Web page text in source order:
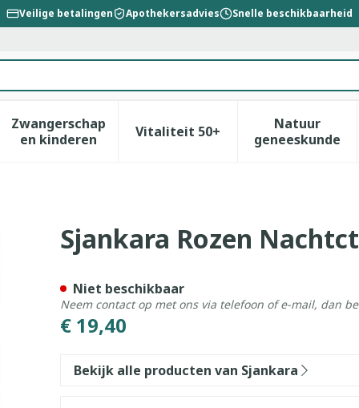
Veilige betalingen Apothekersadvies Snelle beschikbaarheid
verzorging en hygiëne categorie
voor Dieet, voeding en vitamines categorie
Zwangerschap
en kinderenToon submenu voor Zwangerschap en
Vitaliteit 50+Toon submenu voor
Natuur
geneeskunde
Toon
50ml
Sjankara Rozen
€ 19,40
Niet beschikbaar
Neem contact op met ons via telefoon of e-mail, dan
Bekijk alle producten van Sjankara